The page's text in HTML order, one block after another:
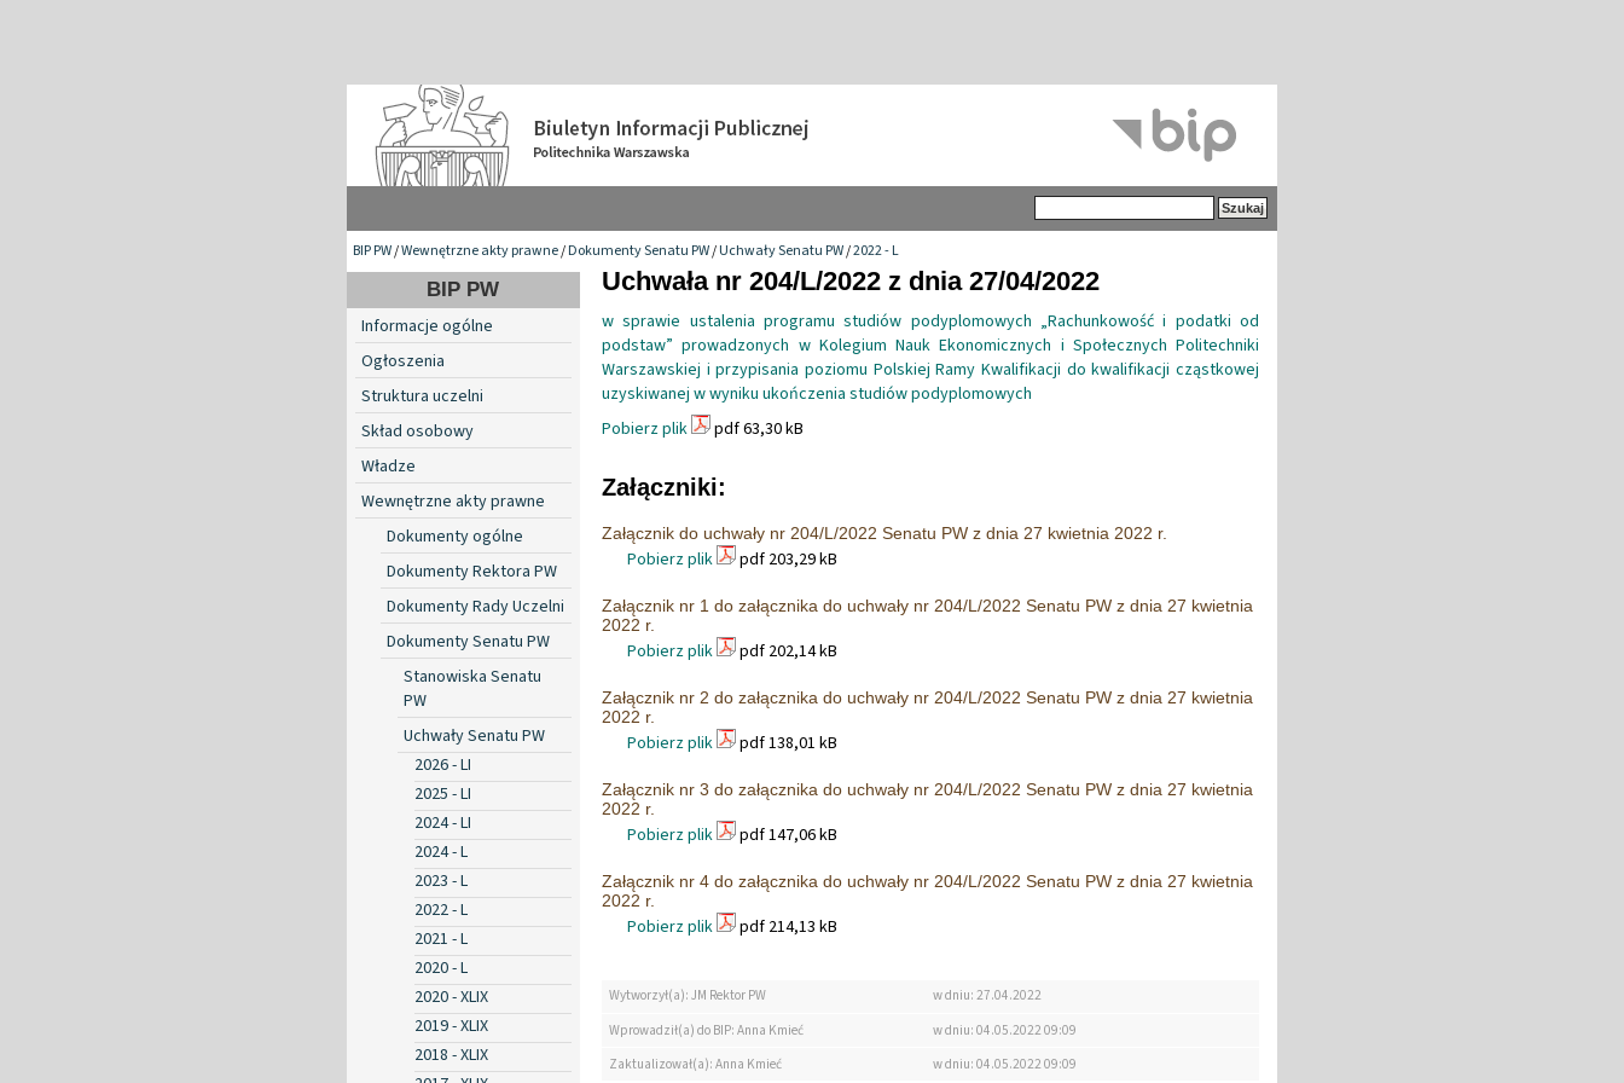
BIP PW/Wewnętrzne akty prawne/Dokumenty Senatu PW/Uchwały Senatu PW/2022 - L
BIP PW
Informacje ogólne
Ogłoszenia
Struktura uczelni
Skład osobowy
Władze
Wewnętrzne akty prawne
Dokumenty ogólne
Dokumenty Rektora PW
Dokumenty Rady Uczelni
Dokumenty Senatu PW
Stanowiska Senatu
PW
Uchwały Senatu PW
2026 - LI
2025 - LI
2024 - LI
2024 - L
2023 - L
2022 - L
2021 - L
2020 - L
2020 - XLIX
2019 - XLIX
2018 - XLIX
Uchwała nr 204/L/2022 z dnia 27/04/2022
w sprawie ustalenia programu studiów podyplomowych „Rachunkowość i podatki od
podstaw” prowadzonych w Kolegium Nauk Ekonomicznych i Społecznych Politechniki
Warszawskiej i przypisania poziomu Polskiej Ramy Kwalifikacji do kwalifikacji cząstkowej
uzyskiwanej w wyniku ukończenia studiów podyplomowych
Pobierz plik
pdf 63,30 kB
Załączniki:
Załącznik do uchwały nr 204/L/2022 Senatu PW z dnia 27 kwietnia 2022 r.
Pobierz plik pdf 203,29 kB
Załącznik nr 1 do załącznika do uchwały nr 204/L/2022 Senatu PW z dnia 27 kwietnia
2022 r.
Pobierz plik pdf 202,14 kB
Załącznik nr 2 do załącznika do uchwały nr 204/L/2022 Senatu PW z dnia 27 kwietnia
2022 r.
Pobierz plik pdf 138,01 kB
Załącznik nr 3 do załącznika do uchwały nr 204/L/2022 Senatu PW z dnia 27 kwietnia
2022 r.
Pobierz plik pdf 147,06 kB
Załącznik nr 4 do załącznika do uchwały nr 204/L/2022 Senatu PW z dnia 27 kwietnia
2022 r.
Pobierz plik pdf 214,13 kB
Wytworzył(a): JM Rektor PW
w dniu: 27.04.2022
Wprowadził(a) do BIP: Anna Kmieć
w dniu: 04.05.2022 09:09
Zaktualizował(a): Anna Kmieć
w dniu: 04.05.2022 09:09